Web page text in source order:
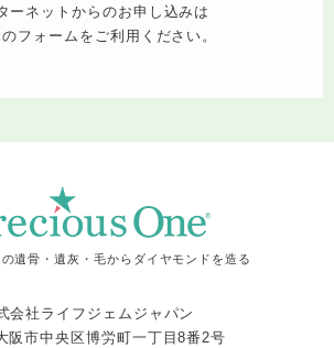
ーネットからのお申し込みは
フォームをご利用ください。
遺骨・遺灰・毛からダイヤモンドを造る
会社ライフジェムジャパン
阪市中央区博労町一丁目8番2号